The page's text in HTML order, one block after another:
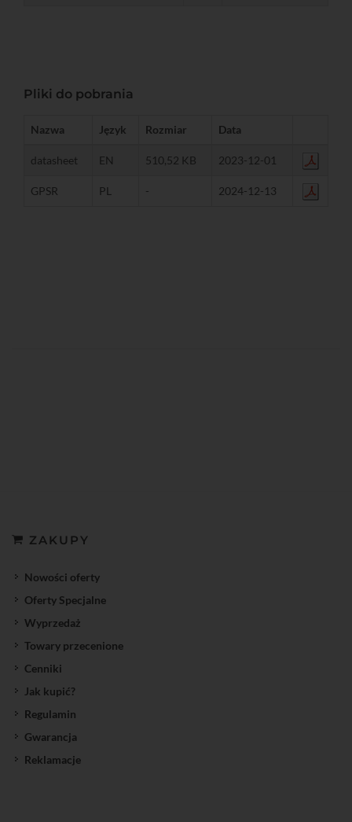
Pliki do pobrania
Nazwa Język Rozmiar Data
datasheet EN 510,52 KB 2023-12-01
GPSR PL - 2024-12-13
ZAKUPY
Nowości oferty
Oferty Specjalne
Wyprzedaż
Towary przecenione
Cenniki
Jak kupić?
Regulamin
Gwarancja
Reklamacje